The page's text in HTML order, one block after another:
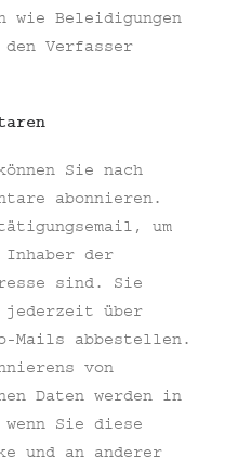
wie Beleidigungen
den Verfasser
Sie nach
abonnieren.
um
der
sind. Sie
jederzeit über
Mails abbestellen.
von
Daten werden in
Sie diese
und an anderer